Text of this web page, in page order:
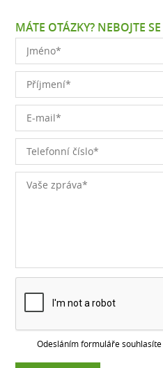
MÁTE OTÁZKY? NEBOJTE
Odesláním formuláře souhlasíte